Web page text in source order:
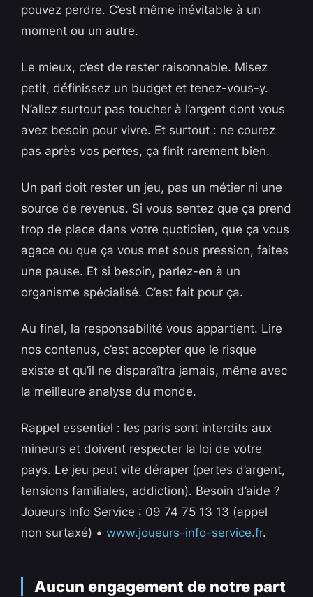
pouvez perdre. C’est même inévitable à un
moment ou un autre.
Le mieux, c’est de rester raisonnable. Misez
petit, définissez un budget et tenez-vous-y.
N’allez surtout pas toucher à l’argent dont vous
avez besoin pour vivre. Et surtout : ne courez
pas après vos pertes, ça finit rarement bien.
Un pari doit rester un jeu, pas un métier ni une
source de revenus. Si vous sentez que ça prend
trop de place dans votre quotidien, que ça vous
agace ou que ça vous met sous pression, faites
une pause. Et si besoin, parlez-en à un
organisme spécialisé. C’est fait pour ça.
Au final, la responsabilité vous appartient. Lire
nos contenus, c’est accepter que le risque
existe et qu’il ne disparaîtra jamais, même avec
la meilleure analyse du monde.
Rappel essentiel : les paris sont interdits aux
mineurs et doivent respecter la loi de votre
pays. Le jeu peut vite déraper (pertes d’argent,
tensions familiales, addiction). Besoin d’aide ?
Joueurs Info Service : 09 74 75 13 13 (appel
non surtaxé) •www.joueurs-info-service.fr.
Aucun engagement de notre part